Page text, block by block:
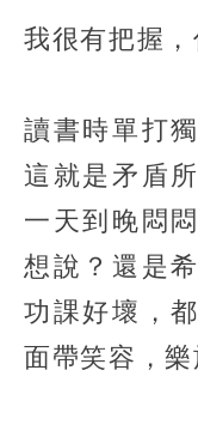
我很有把握，
讀書時單打
這就是矛盾
一天到晚悶
想說？還是
功課好壞，
面帶笑容，